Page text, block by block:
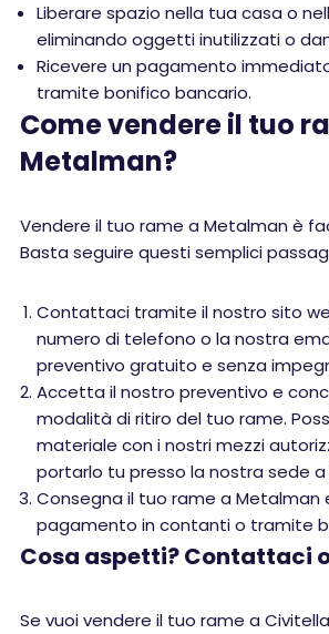
Liberare spazio nella tua casa o
eliminando oggetti inutilizzati o
Ricevere un pagamento
tramite bonifico bancario.
Come vendere il tuo
Metalman?
Vendere il tuo rame a Metalman è
Basta seguire questi semplici
Contattaci tramite il nostro sito
numero di telefono o la nostra
preventivo gratuito e senza
Accetta il nostro preventivo e
modalità di ritiro del tuo rame.
materiale con i nostri mezzi
portarlo tu presso la nostra sede
Consegna il tuo rame a Metalman
pagamento in contanti o tramite
Cosa aspetti? Contattaci
Se vuoi vendere il tuo rame a